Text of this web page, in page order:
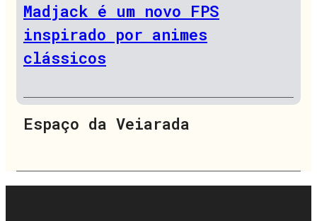
Madjack é um novo FPS
inspirado por animes
clássicos
Espaço da Veiarada